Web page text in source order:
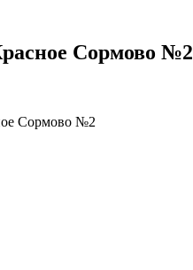
Сормово №2
Сормово №2